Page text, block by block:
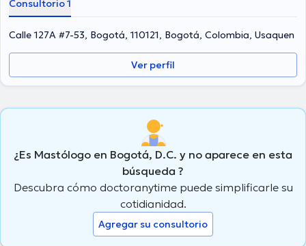
Consultorio 1
Calle 127A #7-53, Bogotá, 110121, Bogotá, Colombia, Usaquen
Ver perfil
¿Es Mastólogo en Bogotá, D.C. y no aparece en esta
búsqueda ?
Descubra cómo doctoranytime puede simplificarle su
cotidianidad.
Agregar su consultorio